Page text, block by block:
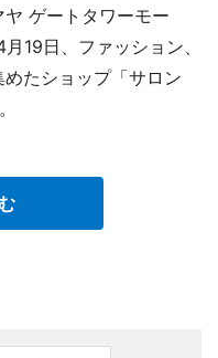
ゲートタワーモー
19日、ファッション、
たショップ「サロン